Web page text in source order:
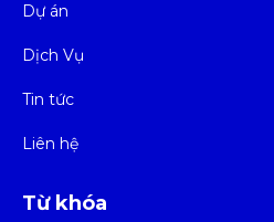
Dự án
Dịch Vụ
Tin tức
Liên hệ
Từ khóa